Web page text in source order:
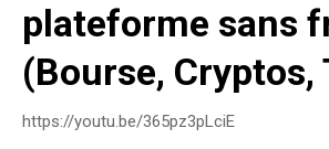
plateforme sans
(Bourse, Cryptos,
https://youtu.be/365pz3pLciE